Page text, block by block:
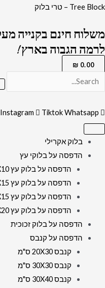
דילוג
Tree Block – טרי בלוק
לרמה הגבוה בארץ !
0.00
₪
Instagram TiktokWhatsapp
בלוק אקרילי
הדפסה על בלוקי עץ
הדפסה על בלוק עץ 10X10 ס"מ
הדפסה על בלוק עץ 10X15 ס"מ
הדפסה על בלוק עץ 15X15 ס"מ
הדפסה על בלוק עץ 15X20 ס”מ
הדפסה על בלוק זכוכית
הדפסה על קנבס
קנבס 20X30 ס"מ
קנבס 30X30 ס"מ
קנבס 30X40 ס"מ
כמות
2852
-
תמונה
בגווני
ולבן
על
זכוכית
קנבס